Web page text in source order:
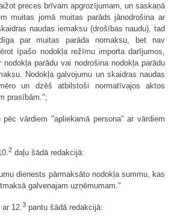
preces brīvam apgrozījumam, un saskaņā
muitas jomā muitas parāds jānodrošina ar
naudas iemaksu (drošības naudu), tad
par muitas parāda nomaksu, bet nav
īpašo nodokļa režīmu importa darījumos,
parādu vai nodrošina nodokļa parādu
Nodokļa galvojumu un skaidras naudas
un dzēš atbilstoši normatīvajos aktos
prasībām.";
vārdiem "apliekamā persona" ar vārdiem
2 daļu šādā redakcijā:
dienests pārmaksāto nodokļa summu, kas
galvenajam uzņēmumam."
12.3 pantu šādā redakcijā: